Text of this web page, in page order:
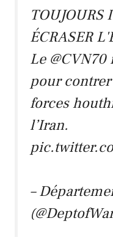
TOUJOURS
ÉCRASER
Le @CVN70
pour
forces
l’Iran.
–